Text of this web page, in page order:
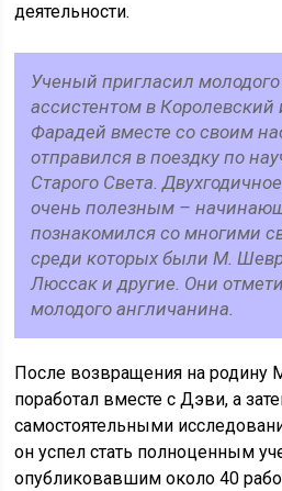
деятельности.
Ученый пригласил молодого
ассистентом в Королевский
Фарадей вместе со своим
отправился в поездку по
Старого Света.
очень полезным –
познакомился со многими
среди которых были М.
Люссак и другие. Они
молодого англичанина.
После возвращения на родину
поработал вместе с Дэви, а
самостоятельными
он успел стать полноценным
опубликовавшим около 40